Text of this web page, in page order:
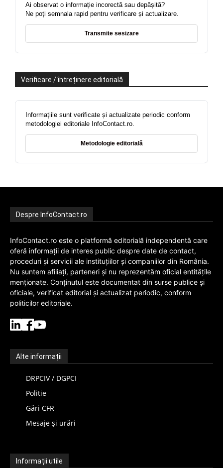
Ai observat o informație incorectă sau depășită?
Ne poți semnala rapid pentru verificare și actualizare.
Transmite sesizare
Verificare / întreținere editorială
Informațiile sunt verificate și actualizate periodic conform
metodologiei editoriale InfoContact.ro.
Metodologie editorială
Despre InfoContact.ro
InfoContact.ro este o platformă editorială independentă care
oferă informații de interes public despre date de contact,
proceduri și servicii ale instituțiilor și companiilor din România.
Nu suntem afiliați, parteneri și nu reprezentăm oficial entitățile
menționate. Conținutul este documentat din surse publice și
oficiale, verificat editorial și actualizat periodic, conform
politicilor editoriale.
Alte informații
DRPCIV / DGPCI
Politie
Gări CFR
Mesaje și urări
Informații utile